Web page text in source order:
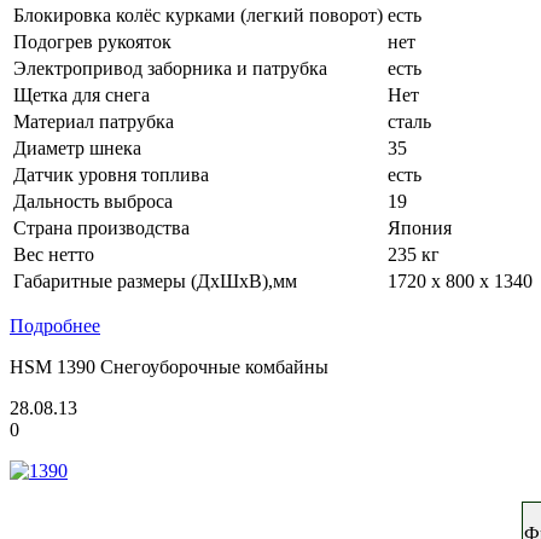
Блокировка колёс курками (легкий поворот) есть
Подогрев рукояток
нет
Электропривод заборника и патрубка
есть
Щетка для снега
Нет
Материал патрубка
сталь
Диаметр шнека
35
Датчик уровня топлива
есть
Дальность выброса
19
Страна производства
Япония
Вес нетто
235 кг
Габаритные размеры (ДхШхВ),мм
1720 х 800 х 1340
Подробнее
HSM 1390 Снегоуборочные комбайны
28.08.13
0